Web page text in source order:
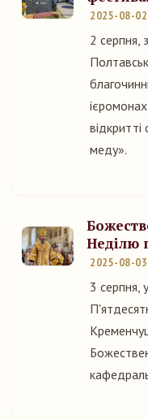
2025-08-02
2 серпня,
меду».
Неділю
2025-08-03
3 серпня,